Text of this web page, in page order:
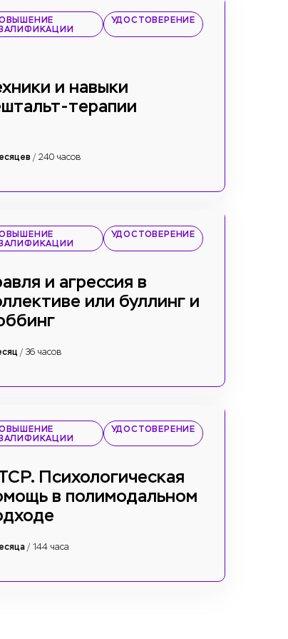
УДОСТОВЕРЕНИЕ
и навыки
терапии
/ 240 часов
УДОСТОВЕРЕНИЕ
и агрессия в
или буллинг и
/ 36 часов
УДОСТОВЕРЕНИЕ
Психологическая
в полимодальном
/ 144 часа